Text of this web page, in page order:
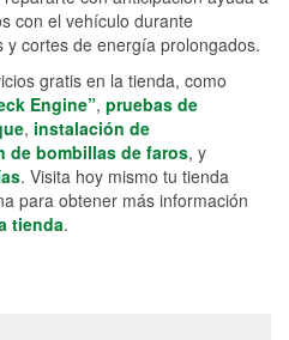
con el vehículo durante
y cortes de energía prolongados.
gratis en la tienda, como
Engine”, pruebas de
, instalación de
de bombillas de faros, y
. Visita hoy mismo tu tienda
para obtener más información
tienda.